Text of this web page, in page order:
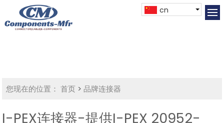
cn
您现在的位置： 首页 >品牌连接器
I-PEX连接器-提供I-PEX 20952-